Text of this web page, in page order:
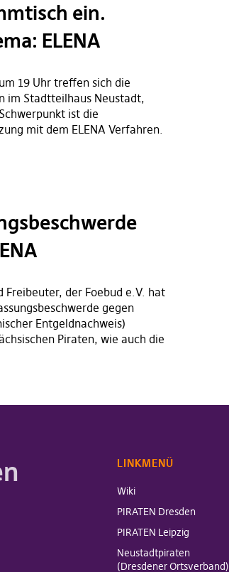
ein.
ELENA
19 Uhr treffen sich die
im Stadtteilhaus Neustadt,
ist die
mit dem ELENA Verfahren.
Freibeuter, der Foebud e.V. hat
gegen
Entgeldnachweis)
Piraten, wie auch die
LINKMENÜ
Wiki
PIRATEN Dresden
PIRATEN Leipzig
Neustadtpiraten
(Dresdener Ortsverband)